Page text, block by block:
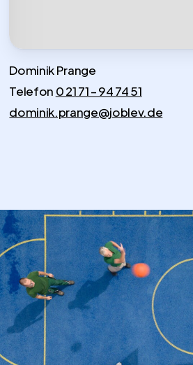
Dominik Prange
Telefon 0 21 71 – 94 74 51
dominik.prange@joblev.de